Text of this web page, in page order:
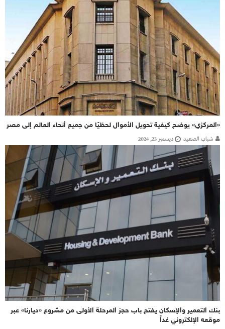
«المركزي» يوضح كيفية تحويل الأموال لحظيًا من جميع أنحاء العالم إلى مصر
شباب الصعيد ديسمبر 23, 2024
بنك التعمير والإسكان يفتح باب حجز المرحلة الأولى من مشروع «ديارنا» عبر
موقعه الإلكتروني غداً